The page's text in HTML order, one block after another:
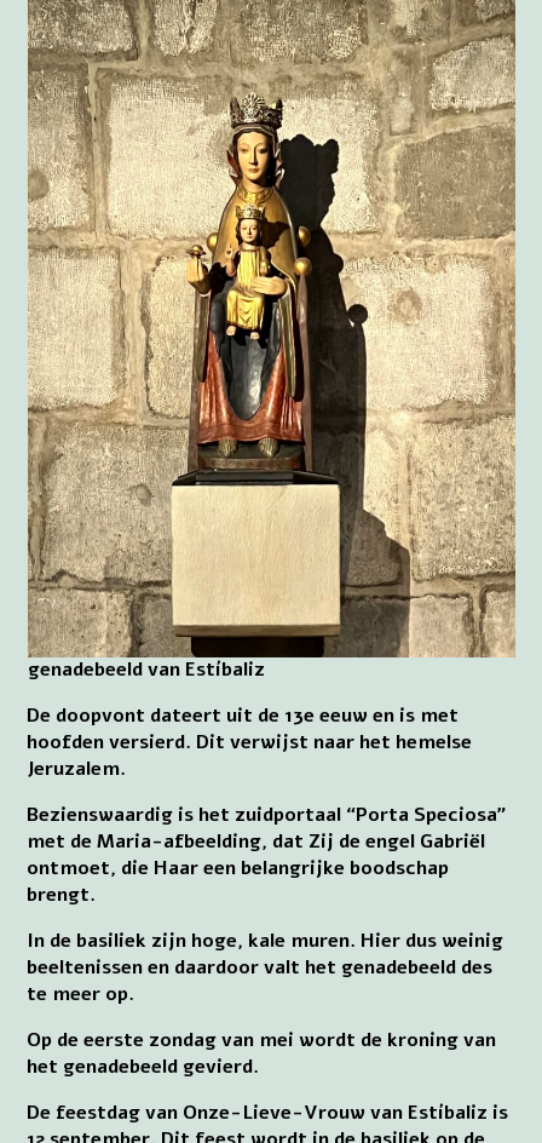
genadebeeld van Estíbaliz
De doopvont dateert uit de 13e eeuw en is met
hoofden versierd. Dit verwijst naar het hemelse
Jeruzalem.
Bezienswaardig is het zuidportaal “Porta Speciosa”
met de Maria-afbeelding, dat Zij de engel Gabriël
ontmoet, die Haar een belangrijke boodschap
brengt.
In de basiliek zijn hoge, kale muren. Hier dus weinig
beeltenissen en daardoor valt het genadebeeld des
te meer op.
Op de eerste zondag van mei wordt de kroning van
het genadebeeld gevierd.
De feestdag van Onze-Lieve-Vrouw van Estíbaliz is